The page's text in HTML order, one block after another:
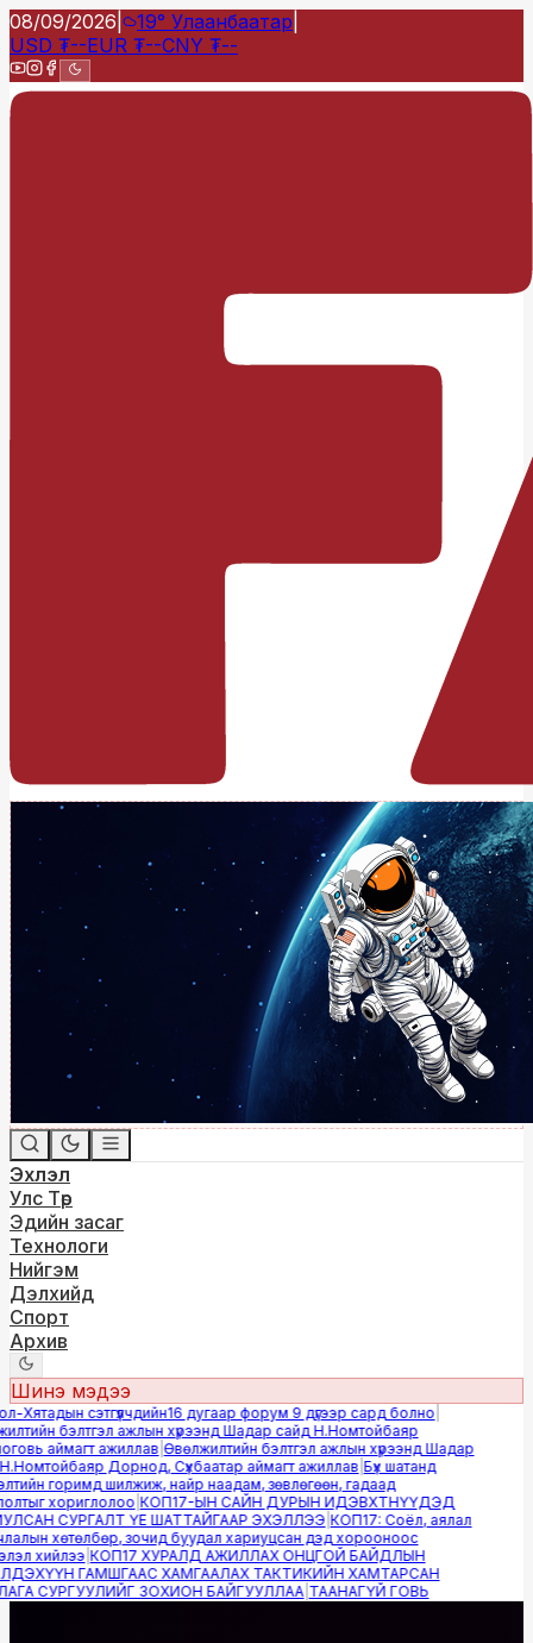
08/09/2026 19° Улаанбаатар
USD ₮--EUR ₮--CNY ₮--
Эхлэл
Улс Төр
Эдийн засаг
Технологи
Нийгэм
Дэлхийд
Спорт
Архив
Шинэ мэдээ
сэтгүүлчдийн16 дугаар форум 9 дүгээр сард болно|
бэлтгэл ажлын хүрээнд Шадар сайд Н.Номтойбаяр
аймагт ажиллав|Өвөлжилтийн бэлтгэл ажлын хүрээнд Шадар
Дорнод, Сүхбаатар аймагт ажиллав|Бүх шатанд
горимд шилжиж, найр наадам, зөвлөгөөн, гадаад
хориглолоо|КОП17-ЫН САЙН ДУРЫН ИДЭВХТНҮҮДЭД
СУРГАЛТ ҮЕ ШАТТАЙГААР ЭХЭЛЛЭЭ|КОП17: Соёл, аялал
хөтөлбөр, зочид буудал хариуцсан дэд хорооноос
хийлээ|КОП17 ХУРАЛД АЖИЛЛАХ ОНЦГОЙ БАЙДЛЫН
ГАМШГААС ХАМГААЛАХ ТАКТИКИЙН ХАМТАРСАН
СУРГУУЛИЙГ ЗОХИОН БАЙГУУЛЛАА|ТААНАГҮЙ ГОВЬ